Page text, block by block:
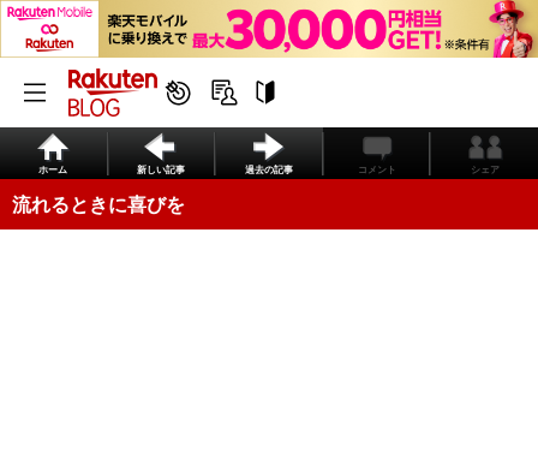
ホーム 新しい記事 過去の記事 コメント シェア
流れるときに喜びを